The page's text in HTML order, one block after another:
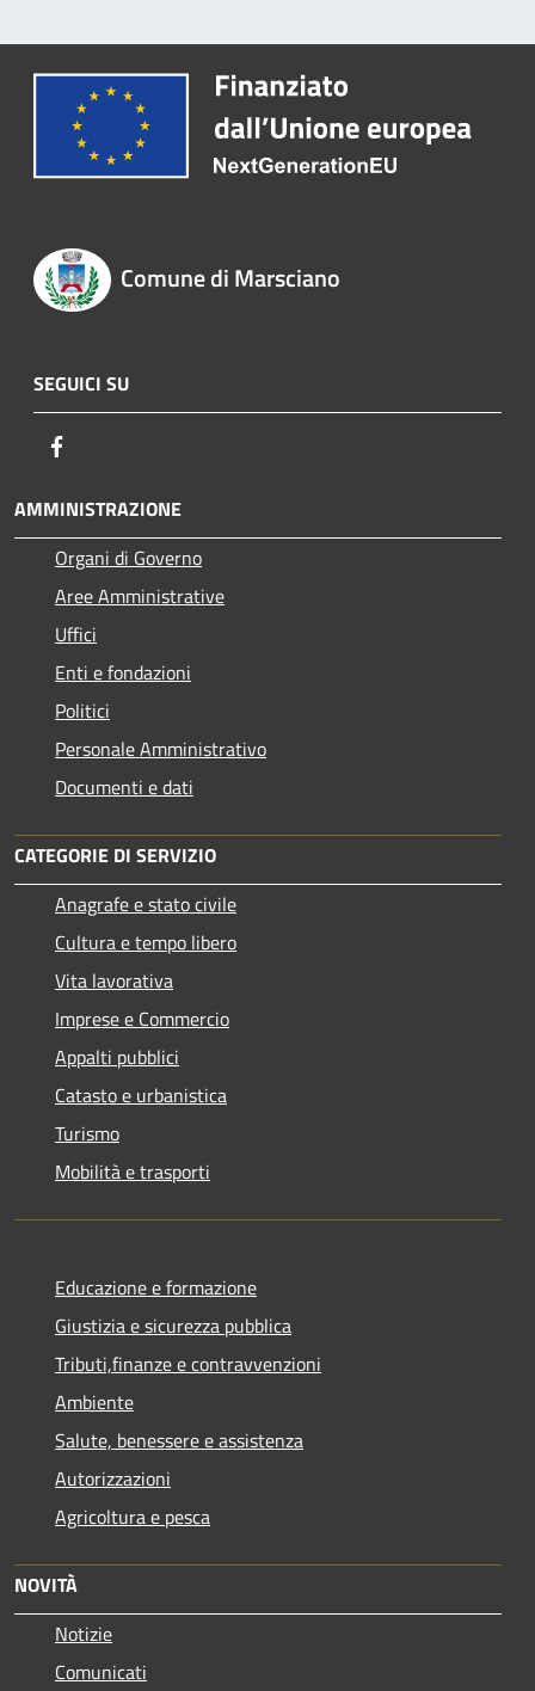
Comune di Marsciano
SEGUICI SU
AMMINISTRAZIONE
Organi di Governo
Aree Amministrative
Uffici
Enti e fondazioni
Politici
Personale Amministrativo
Documenti e dati
CATEGORIE DI SERVIZIO
Anagrafe e stato civile
Cultura e tempo libero
Vita lavorativa
Imprese e Commercio
Appalti pubblici
Catasto e urbanistica
Turismo
Mobilità e trasporti
Educazione e formazione
Giustizia e sicurezza pubblica
Tributi,finanze e contravvenzioni
Ambiente
Salute, benessere e assistenza
Autorizzazioni
Agricoltura e pesca
NOVITÀ
Notizie
Comunicati